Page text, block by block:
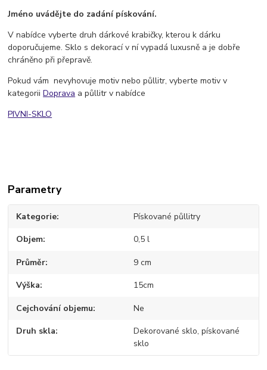
Jméno uvádějte do zadání pískování.
V nabídce vyberte druh dárkové krabičky, kterou k dárku
doporučujeme. Sklo s dekorací v ní vypadá luxusně a je dobře
chráněno při přepravě.
Pokud vám nevyhovuje motiv nebo půllitr, vyberte motiv v
kategoriiDoprava a půllitr v nabídce
PIVNI-SKLO
Parametry
Kategorie Pískované půllitry
Objem 0,5 l
Průměr 9 cm
Výška 15cm
Cejchování objemu Ne
Druh skla
Dekorované sklo, pískované
sklo